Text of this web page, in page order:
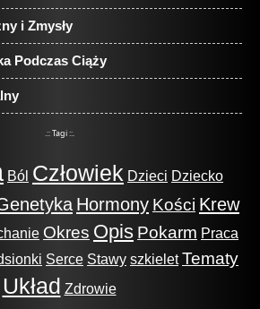
i Zmysły
Podczas Ciąży
.:: Tagi ::.
Ból Człowiek Dzieci Dziecko
Hormony Kości Krew
Okres Opis Pokarm Praca
Serce Stawy szkielet Tematy
Układ Zdrowie